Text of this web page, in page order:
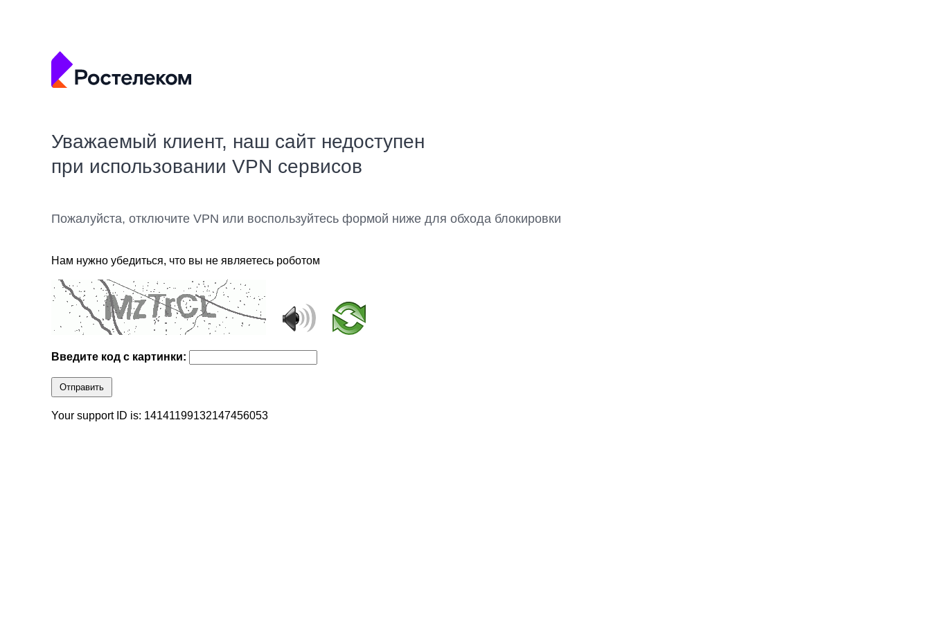
Уважаемый клиент, наш сайт недоступен
при использовании VPN сервисов
Пожалуйста, отключите VPN или воспользуйтесь формой ниже для обхода блокировки
Нам нужно убедиться, что вы не являетесь роботом
Введите код с картинки:
Отправить
Your support ID is: 14141199132147456053